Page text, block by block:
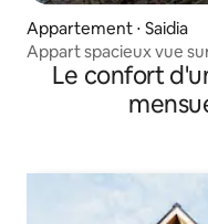
Appartement ⋅ Saidia
Appart spacieux vue
Le confort